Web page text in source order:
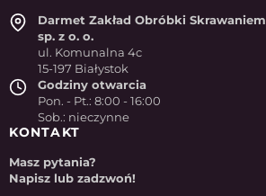
Darmet Zakład Obróbki Skrawaniem
sp. z o. o.
ul. Komunalna 4c
15-197 Białystok
Godziny otwarcia
Pon. - Pt.: 8:00 - 16:00
Sob.: nieczynne
KONTAKT
Masz pytania?
Napisz lub zadzwoń!